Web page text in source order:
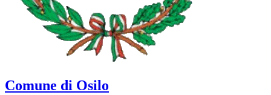
Comune di Osilo